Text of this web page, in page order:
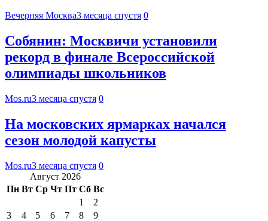
Вечерняя Москва3 месяца спустя 0
Собянин: Москвичи установили
рекорд в финале Всероссийской
олимпиады школьников
Mos.ru3 месяца спустя 0
На московских ярмарках начался
сезон молодой капусты
Mos.ru3 месяца спустя 0
Август 2026
Пн Вт Ср Чт Пт Сб Вс
1
2
3
4 5 6 7 8
9